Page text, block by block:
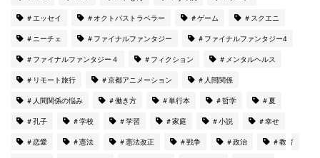
＃エッセイ ＃オクトパストラベラー ＃ゲーム ＃スクエニ
＃ニーチェ ＃ファイナルファンタジー ＃ファイナルファンタジー4
＃ファイナルファンタジー４ ＃フィクション ＃メンタルヘルス
＃リモート旅行 ＃京都アニメーション ＃人間関係
＃人間関係の悩み ＃働き方 ＃単行本 ＃哲学 ＃夏
＃孔子 ＃学校 ＃学習 ＃家庭 ＃小説 ＃幸せ
＃恋愛 ＃憲法 ＃憲法改正 ＃戦争 ＃政治 ＃教育
プロフィール
Privacy Policy
特定商取引法に基づく表記